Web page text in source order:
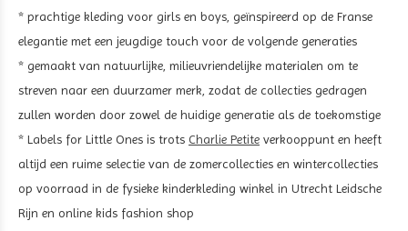
* prachtige kleding voor girls en boys, geïnspireerd op de Franse
elegantie met een jeugdige touch voor de volgende generaties
* gemaakt van natuurlijke, milieuvriendelijke materialen om te
streven naar een duurzamer merk, zodat de collecties gedragen
zullen worden door zowel de huidige generatie als de toekomstige
* Labels for Little Ones is trots Charlie Petite verkooppunt en heeft
altijd een ruime selectie van de zomercollecties en wintercollecties
op voorraad in de fysieke kinderkleding winkel in Utrecht Leidsche
Rijn en online kids fashion shop